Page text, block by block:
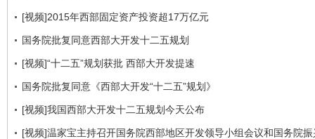
[视频]2015年西部固定资产投资超17万亿元
国务院批复同意西部大开发十二五规划
[视频]“十二五”规划获批 西部大开发提速
国务院批复同意《西部大开发“十二五”规划》
[视频]我国西部大开发十二五规划今天公布
[视频]温家宝主持召开国务院西部地区开发领导小组会议和国务院